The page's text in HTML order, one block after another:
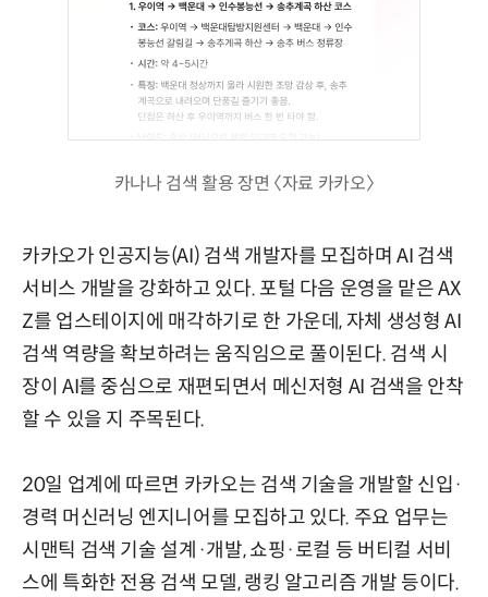
카나나 검색 활용 장면 〈자료 카카오〉
카카오가 인공지능(AI) 검색 개발자를 모집하며 AI 검색
서비스 개발을 강화하고 있다. 포털 다음 운영을 맡은 AX
Z를 업스테이지에 매각하기로 한 가운데, 자체 생성형 AI
검색 역량을 확보하려는 움직임으로 풀이된다. 검색 시
장이 AI를 중심으로 재편되면서 메신저형 AI 검색을 안착
할 수 있을 지 주목된다.
20일 업계에 따르면 카카오는 검색 기술을 개발할 신입·
경력 머신러닝 엔지니어를 모집하고 있다. 주요 업무는
시맨틱 검색 기술 설계·개발, 쇼핑·로컬 등 버티컬 서비
스에 특화한 전용 검색 모델, 랭킹 알고리즘 개발 등이다.